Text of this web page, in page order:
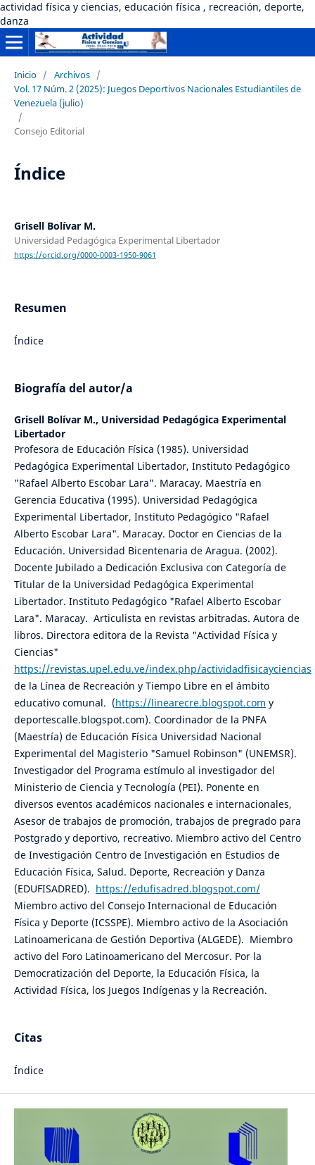
actividad física y ciencias, educación física , recreación, deporte,
danza
Inicio / Archivos /
Vol. 17 Núm. 2 (2025): Juegos Deportivos Nacionales Estudiantiles de
Venezuela (julio)
/
Consejo Editorial
Índice
Grisell Bolívar M.
Universidad Pedagógica Experimental Libertador
https://orcid.org/0000-0003-1950-9061
Resumen
Índice
Biografía del autor/a
Grisell Bolívar M., Universidad Pedagógica Experimental
Libertador
Profesora de Educación Física (1985). Universidad
Pedagógica Experimental Libertador, Instituto Pedagógico
"Rafael Alberto Escobar Lara". Maracay. Maestría en
Gerencia Educativa (1995). Universidad Pedagógica
Experimental Libertador, Instituto Pedagógico "Rafael
Alberto Escobar Lara". Maracay. Doctor en Ciencias de la
Educación. Universidad Bicentenaria de Aragua. (2002).
Docente Jubilado a Dedicación Exclusiva con Categoría de
Titular de la Universidad Pedagógica Experimental
Libertador. Instituto Pedagógico "Rafael Alberto Escobar
Lara". Maracay. Articulista en revistas arbitradas. Autora de
libros. Directora editora de la Revista "Actividad Física y
Ciencias"
https://revistas.upel.edu.ve/index.php/actividadfisicayciencias
de la Línea de Recreación y Tiempo Libre en el ámbito
educativo comunal. (https://linearecre.blogspot.com y
deportescalle.blogspot.com). Coordinador de la PNFA
(Maestría) de Educación Física Universidad Nacional
Experimental del Magisterio "Samuel Robinson" (UNEMSR).
Investigador del Programa estímulo al investigador del
Ministerio de Ciencia y Tecnología (PEI). Ponente en
diversos eventos académicos nacionales e internacionales,
Asesor de trabajos de promoción, trabajos de pregrado para
Postgrado y deportivo, recreativo. Miembro activo del Centro
de Investigación Centro de Investigación en Estudios de
Educación Física, Salud. Deporte, Recreación y Danza
(EDUFISADRED). https://edufisadred.blogspot.com/
Miembro activo del Consejo Internacional de Educación
Física y Deporte (ICSSPE). Miembro activo de la Asociación
Latinoamericana de Gestión Deportiva (ALGEDE). Miembro
activo del Foro Latinoamericano del Mercosur. Por la
Democratización del Deporte, la Educación Física, la
Actividad Física, los Juegos Indígenas y la Recreación.
Citas
Índice